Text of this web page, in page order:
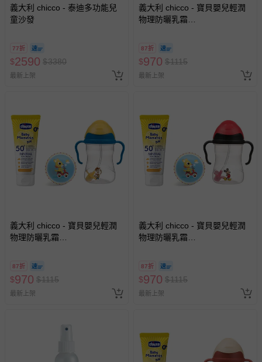
客製化商品（例如客製生日書、姓名貼等）。
報紙、期刊或雜誌（惟書籍如經拆封、使用，則酌收整
等）。
已拆封之以下類型商品：
-個人衛生用品（例如尿布、貼身衣物、泳裝、襪子、地
墊、寢具類等）。
-新生兒親膚衣物（嬰幼兒包巾與背巾、包屁衣、學習
褲、紗布衣等）。
示字句等說明貼紙、封條者。
相關的退換貨辦理流程，可詳見：退換貨 & 退款問題
運送服務：目前提供的運送僅限台灣本島。如您位於離島地
區，可能會無法配送，或須依據商品需加收離島運費。廠商
亦保留出貨與否的權利。離島、偏遠地區、樓層親送等加價
義大利 chicco - 泰迪多功能兒
童沙發
77折
$2590 $3380
最新上架
義大利 chicco - 寶貝嬰兒輕潤
物理防曬乳霜
87折
$970 $1115
最新上架
義大利 chicco - 寶貝嬰兒輕潤
物理防曬乳霜
87折
$970 $1115
最新上架
義大利 chicco - 寶貝嬰兒輕潤
物理防曬乳霜
87折
$970 $1115
最新上架